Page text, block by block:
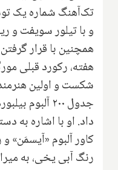
تک‌آهنگ شماره یک
و با تیلور سویفت و
شکست و اولین
جدول ۲۰۰
داد. او با اشاره
کاور آلبوم
رنگ آبی یخی، به